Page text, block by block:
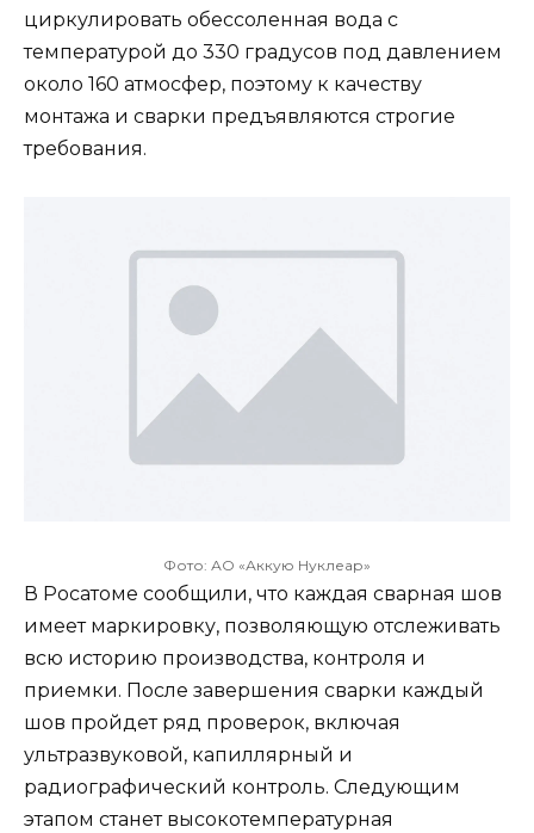
циркулировать обессоленная вода с
температурой до 330 градусов под давлением
около 160 атмосфер, поэтому к качеству
монтажа и сварки предъявляются строгие
требования.
Фото: АО «Аккую Нуклеар»
В Росатоме сообщили, что каждая сварная шов
имеет маркировку, позволяющую отслеживать
всю историю производства, контроля и
приемки. После завершения сварки каждый
шов пройдет ряд проверок, включая
ультразвуковой, капиллярный и
радиографический контроль. Следующим
этапом станет высокотемпературная